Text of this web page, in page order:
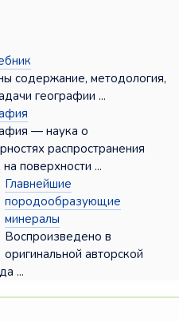
содержание, методология,
географии ...
— наука о
распространения
поверхности ...
Главнейшие
породообразующие
минералы
Воспроизведено в
оригинальной авторской
...